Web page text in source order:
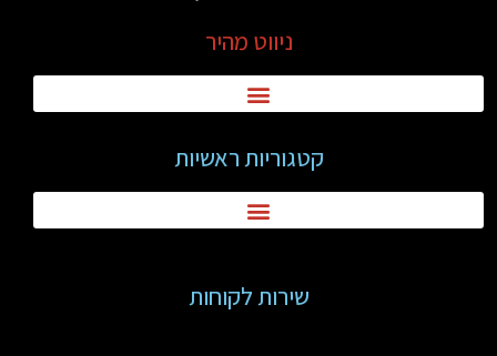
ניווט מהיר
קטגוריות ראשיות
שירות לקוחות